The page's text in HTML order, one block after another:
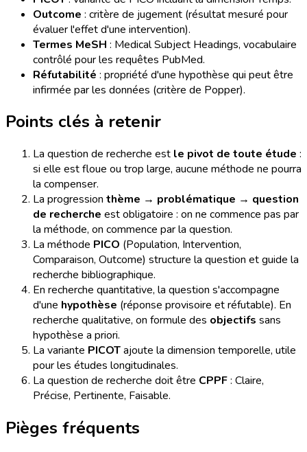
Outcome : critère de jugement (résultat mesuré pour
évaluer l'effet d'une intervention).
Termes MeSH : Medical Subject Headings, vocabulaire
contrôlé pour les requêtes PubMed.
Réfutabilité : propriété d'une hypothèse qui peut être
infirmée par les données (critère de Popper).
Points clés à retenir
La question de recherche est le pivot de toute étude :
si elle est floue ou trop large, aucune méthode ne pourra
la compenser.
La progression thème → problématique → question
de recherche est obligatoire : on ne commence pas par
la méthode, on commence par la question.
La méthode PICO (Population, Intervention,
Comparaison, Outcome) structure la question et guide la
recherche bibliographique.
En recherche quantitative, la question s'accompagne
d'une hypothèse (réponse provisoire et réfutable). En
recherche qualitative, on formule des objectifs sans
hypothèse a priori.
La variante PICOTajoute la dimension temporelle, utile
pour les études longitudinales.
La question de recherche doit être CPPF: Claire,
Précise, Pertinente, Faisable.
Pièges fréquents